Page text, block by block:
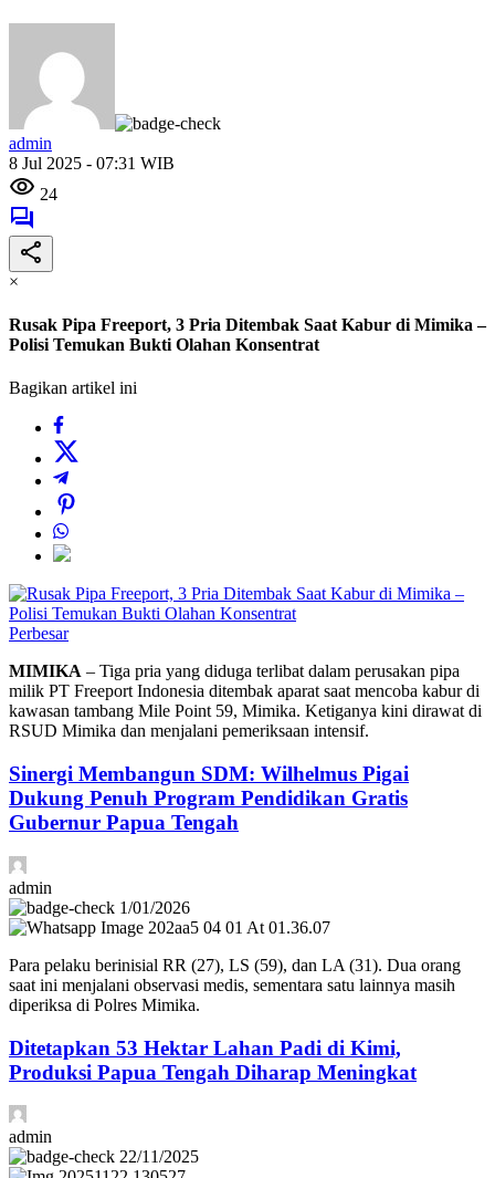
admin
8 Jul 2025 - 07:31 WIB
24
×
Rusak Pipa Freeport, 3 Pria Ditembak Saat Kabur di Mimika –
Polisi Temukan Bukti Olahan Konsentrat
Bagikan artikel ini
Perbesar
MIMIKA – Tiga pria yang diduga terlibat dalam perusakan pipa
milik PT Freeport Indonesia ditembak aparat saat mencoba kabur di
kawasan tambang Mile Point 59, Mimika. Ketiganya kini dirawat di
RSUD Mimika dan menjalani pemeriksaan intensif.
Sinergi Membangun SDM: Wilhelmus Pigai
Dukung Penuh Program Pendidikan Gratis
Gubernur Papua Tengah
admin
1/01/2026
Para pelaku berinisial RR (27), LS (59), dan LA (31). Dua orang
saat ini menjalani observasi medis, sementara satu lainnya masih
diperiksa di Polres Mimika.
Ditetapkan 53 Hektar Lahan Padi di Kimi,
Produksi Papua Tengah Diharap Meningkat
admin
22/11/2025